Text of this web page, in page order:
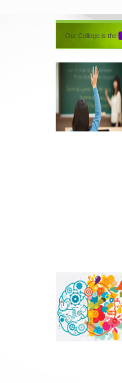
Our College is the